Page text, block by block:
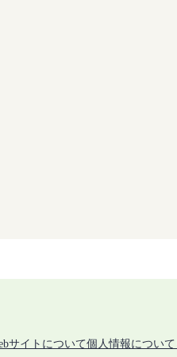
サイトについて個人情報について